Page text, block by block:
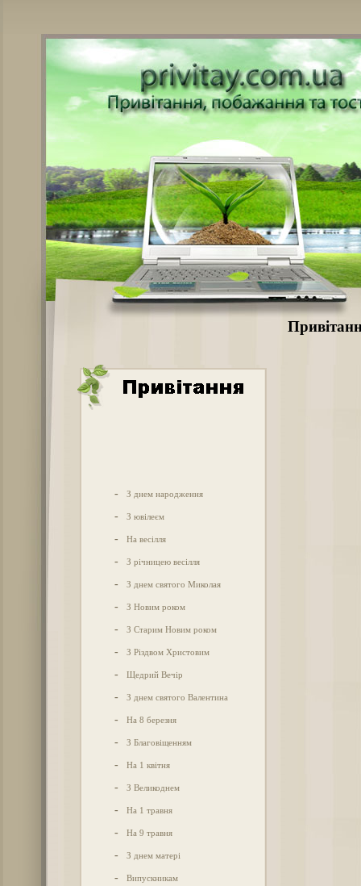
- З днем народження
- З ювілеєм
- На весілля
- З річницею весілля
- З днем святого Миколая
- З Новим роком
- З Старим Новим роком
- З Різдвом Христовим
- Щедрий Вечір
- З днем святого Валентина
- На 8 березня
- З Благовіщенням
- На 1 квітня
- З Великоднем
- На 1 травня
- На 9 травня
- З днем матері
- Випускникам